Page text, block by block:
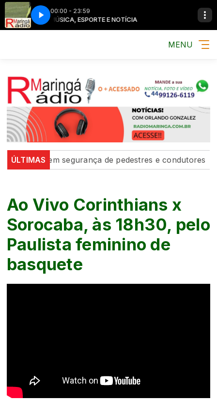
00:00 - 23:59
MÚSICA, ESPORTE E NOTÍCIA
MENU
ÚLTIMASsegurança de pedestres e condutores
Ao Vivo Corinthians x
Sorocaba, às 18h30, pelo
Paulista feminino de
basquete